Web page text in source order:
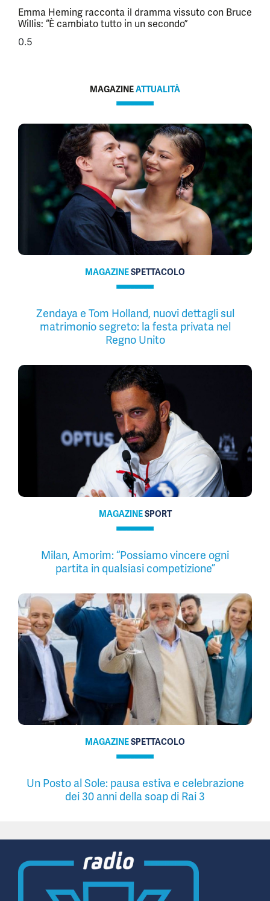
Emma Heming racconta il dramma vissuto con Bruce
Willis: “È cambiato tutto in un secondo”
MAGAZINEATTUALITÀ
MAGAZINESPETTACOLO
Zendaya e Tom Holland, nuovi dettagli sul
matrimonio segreto: la festa privata nel
Regno Unito
MAGAZINESPORT
Milan, Amorim: “Possiamo vincere ogni
partita in qualsiasi competizione”
MAGAZINESPETTACOLO
Un Posto al Sole: pausa estiva e celebrazione
dei 30 anni della soap di Rai 3